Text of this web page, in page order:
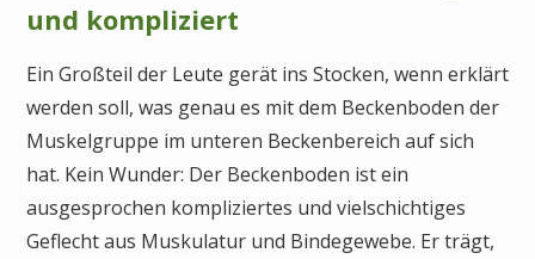
und kompliziert
Ein Großteil der Leute gerät ins Stocken, wenn erklärt
werden soll, was genau es mit dem Beckenboden der
Muskelgruppe im unteren Beckenbereich auf sich
hat. Kein Wunder: Der Beckenboden ist ein
ausgesprochen kompliziertes und vielschichtiges
Geflecht aus Muskulatur und Bindegewebe. Er trägt,